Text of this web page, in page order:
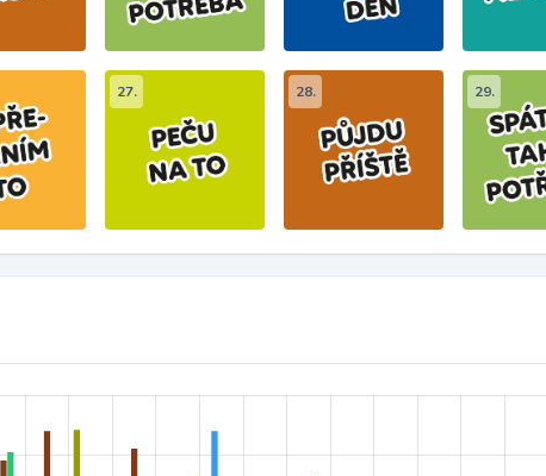
27. 28. 29.